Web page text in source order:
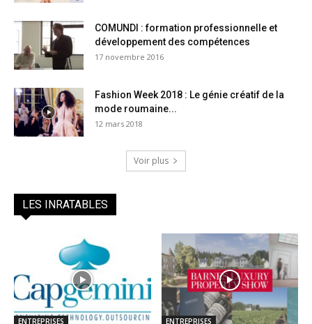
COMUNDI : formation professionnelle et
développement des compétences
17 novembre 2016
Fashion Week 2018 : Le génie créatif de la
mode roumaine...
12 mars 2018
Voir plus
LES INRATABLES
ENTREPRISES ENTREPRISES